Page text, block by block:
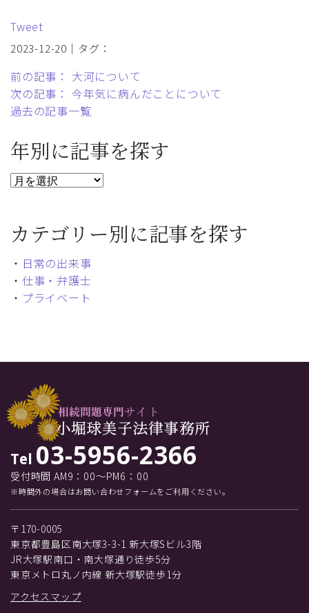
Tweet
2023-12-20｜タグ：
前の記事： 大河について
次の記事： 今年気に病んだことについて
過去の記事一覧
年別に記事を探す
カテゴリー別に記事を探す
・ 日常の出来事
・ 仕事・弁護士
・ プライベート
Tel 03-5956-2366
受付時間 AM9：00～PM6：00
※時間外の場合はお問い合わせフォームをご利用ください。
〒170-0005
東京都豊島区南大塚3-3-1 新大塚Sビル3階
JR大塚駅南口・南大塚通り徒歩5分
東京メトロ丸ノ内線 新大塚駅徒歩1分
アクセスマップ